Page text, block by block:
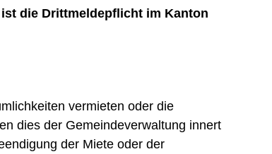
die Drittmeldepflicht im Kanton
vermieten oder die
dies der Gemeindeverwaltung innert
der Miete oder der